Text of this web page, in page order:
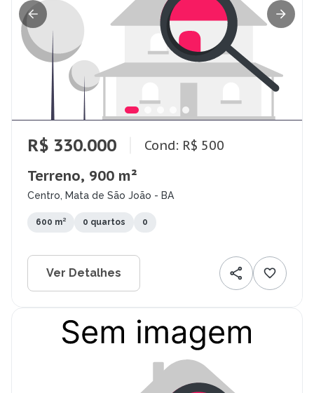
R$ 330.000 Cond: R$ 500
Terreno, 900 m²
Centro, Mata de São João - BA
600 m² 0 quartos 0
Ver Detalhes